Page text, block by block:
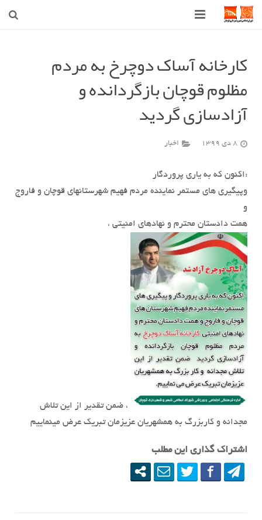
شهرداری
شورای اسلامی شهر قوچان
اخبار روز
قوچان
ارتباط با ما
کارخانه آساک دوچرخ به مردم
مظلوم قوچان بازگردانده و
آزادسازی گردید
8 دی 1399 اخبار
:اکنون که به یاری پروردگار
وپیگیری های مستمر نماینده مردم فهیم شهرستانهای قوچان و فاروج
و
همت دادستان محترم و نهادهای امنیتی ،
، ضمن تقدیر از این تلاش
مجدانه و کاربزرگ به همشهریان عزیزمان تبریک عرض مینماییم
اشتراک گذاری این مطلب